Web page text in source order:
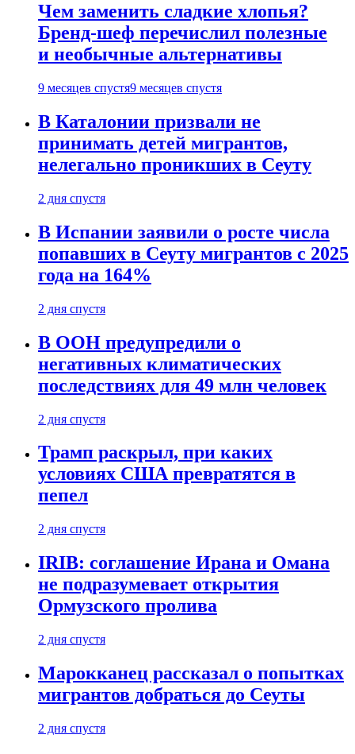
Чем заменить сладкие хлопья?
Бренд-шеф перечислил полезные
и необычные альтернативы
9 месяцев спустя9 месяцев спустя
В Каталонии призвали не
принимать детей мигрантов,
нелегально проникших в Сеуту
2 дня спустя
В Испании заявили о росте числа
попавших в Сеуту мигрантов с 2025
года на 164%
2 дня спустя
В ООН предупредили о
негативных климатических
последствиях для 49 млн человек
2 дня спустя
Трамп раскрыл, при каких
условиях США превратятся в
пепел
2 дня спустя
IRIB: соглашение Ирана и Омана
не подразумевает открытия
Ормузского пролива
2 дня спустя
Марокканец рассказал о попытках
мигрантов добраться до Сеуты
2 дня спустя